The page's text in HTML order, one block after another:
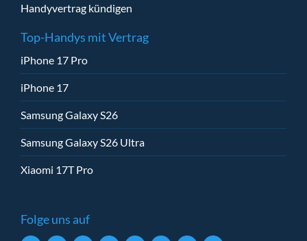
Handyvertrag kündigen
Top-Handys mit Vertrag
iPhone 17 Pro
iPhone 17
Samsung Galaxy S26
Samsung Galaxy S26 Ultra
Xiaomi 17T Pro
Folge uns auf